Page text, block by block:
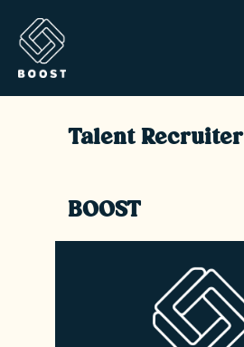
Talent Recruiter
BOOST